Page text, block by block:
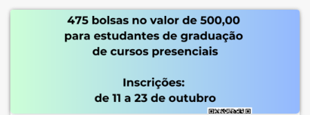
Documentos Anexo II – Declaração Anexo […]